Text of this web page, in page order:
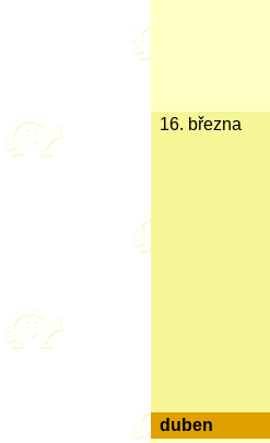
16. března
duben